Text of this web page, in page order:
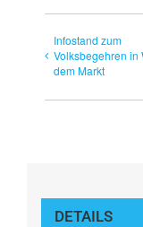
Infostand zum
Volksbegehren in
dem Markt
DETAILS